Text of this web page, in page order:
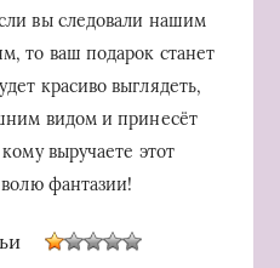
вы следовали нашим
то ваш подарок станет
красиво выглядеть,
видом и принесёт
выручаете этот
фантазии!